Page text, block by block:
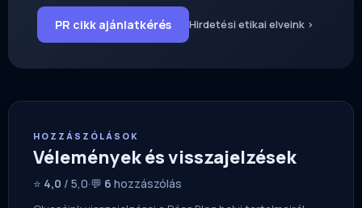
PR cikk ajánlatkérés Hirdetési etikai elveink ›
HOZZÁSZÓLÁSOK
Vélemények és visszajelzések
⭐ 4,0 / 5,0·💬 6 hozzászólás